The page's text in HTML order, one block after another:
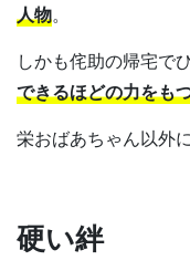
人物。
しかも侘助の帰宅で
できるほどの力をも
栄おばあちゃん以外
硬い絆